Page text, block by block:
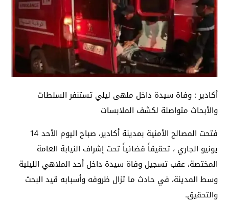
أكادير : وفاة سيدة داخل ملهى ليلي تستنفر السلطات
والأبحاث متواصلة لكشف الملابسات
فتحت المصالح الأمنية بمدينة أكادير، صباح اليوم الأحد 14
يونيو الجاري ، تحقيقاً قضائياً تحت إشراف النيابة العامة
المختصة، عقب تسجيل وفاة سيدة داخل أحد الملاهي الليلية
وسط المدينة، في حادث ما تزال ظروفه وأسبابه قيد البحث
والتحقيق.